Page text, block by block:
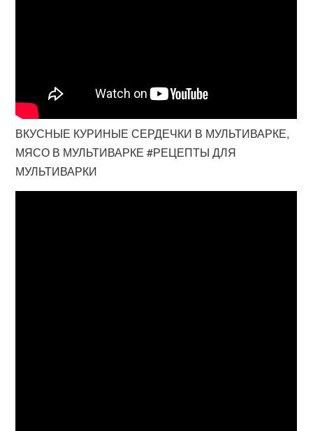
ВКУСНЫЕ КУРИНЫЕ СЕРДЕЧКИ В МУЛЬТИВАРКЕ,
МЯСО В МУЛЬТИВАРКЕ #РЕЦЕПТЫ ДЛЯ
МУЛЬТИВАРКИ